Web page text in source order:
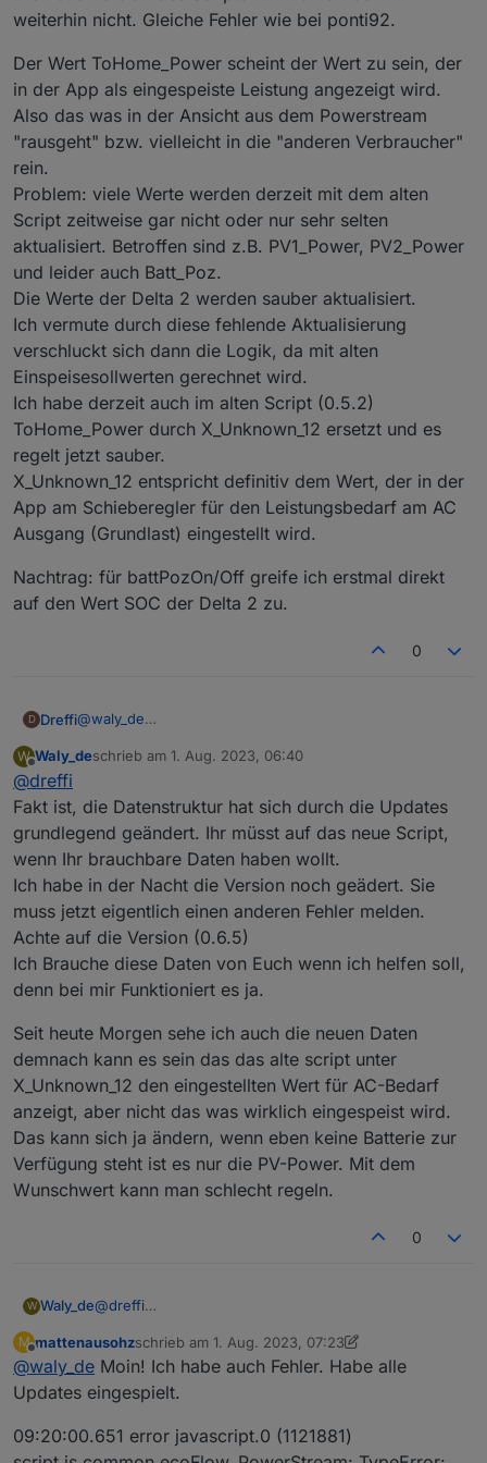
weiterhin nicht. Gleiche Fehler wie bei ponti92.
Der Wert ToHome_Power scheint der Wert zu sein, der
in der App als eingespeiste Leistung angezeigt wird.
Also das was in der Ansicht aus dem Powerstream
"rausgeht" bzw. vielleicht in die "anderen Verbraucher"
rein.
Problem: viele Werte werden derzeit mit dem alten
Script zeitweise gar nicht oder nur sehr selten
aktualisiert. Betroffen sind z.B. PV1_Power, PV2_Power
und leider auch Batt_Poz.
Die Werte der Delta 2 werden sauber aktualisiert.
Ich vermute durch diese fehlende Aktualisierung
verschluckt sich dann die Logik, da mit alten
Einspeisesollwerten gerechnet wird.
Ich habe derzeit auch im alten Script (0.5.2)
ToHome_Power durch X_Unknown_12 ersetzt und es
regelt jetzt sauber.
X_Unknown_12 entspricht definitiv dem Wert, der in der
App am Schieberegler für den Leistungsbedarf am AC
Ausgang (Grundlast) eingestellt wird.
Nachtrag: für battPozOn/Off greife ich erstmal direkt
auf den Wert SOC der Delta 2 zu.
0
D Dreffi@waly_de
per Nachricht verschicken kann.
Die neue Version des Scripts funktioniert bei mir
Der Wert ToHome_Power scheint der Wert zu sein, der
in der App als eingespeiste Leistung angezeigt wird.
Also das was in der Ansicht aus dem Powerstream
"rausgeht" bzw. vielleicht in die "anderen Verbraucher"
rein.
Problem: viele Werte werden derzeit mit dem alten Script
zeitweise gar nicht oder nur sehr selten aktualisiert.
Betroffen sind z.B. PV1_Power, PV2_Power und leider
auch Batt_Poz.
Die Werte der Delta 2 werden sauber aktualisiert.
verschluckt sich dann die Logik, da mit alten
Einspeisesollwerten gerechnet wird.
Ich habe derzeit auch im alten Script (0.5.2)
ToHome_Power durch X_Unknown_12 ersetzt und es
regelt jetzt sauber.
X_Unknown_12 entspricht definitiv dem Wert, der in der
App am Schieberegler für den Leistungsbedarf am AC
Ausgang (Grundlast) eingestellt wird.
Nachtrag: für battPozOn/Off greife ich erstmal direkt auf
den Wert SOC der Delta 2 zu.
W
Offline
Waly_deschrieb am 1. Aug. 2023, 06:40
zuletzt editiert von
@dreffi
Fakt ist, die Datenstruktur hat sich durch die Updates
grundlegend geändert. Ihr müsst auf das neue Script,
wenn Ihr brauchbare Daten haben wollt.
Ich habe in der Nacht die Version noch geädert. Sie
muss jetzt eigentlich einen anderen Fehler melden.
Achte auf die Version (0.6.5)
Ich Brauche diese Daten von Euch wenn ich helfen soll,
denn bei mir Funktioniert es ja.
Seit heute Morgen sehe ich auch die neuen Daten
demnach kann es sein das das alte script unter
X_Unknown_12 den eingestellten Wert für AC-Bedarf
anzeigt, aber nicht das was wirklich eingespeist wird.
Das kann sich ja ändern, wenn eben keine Batterie zur
Verfügung steht ist es nur die PV-Power. Mit dem
Wunschwert kann man schlecht regeln.
0
W Waly_de@dreffi
grundlegend geändert. Ihr müsst auf das neue Script,
wenn Ihr brauchbare Daten haben wollt.
Ich habe in der Nacht die Version noch geädert. Sie
muss jetzt eigentlich einen anderen Fehler melden.
Achte auf die Version (0.6.5)
Ich Brauche diese Daten von Euch wenn ich helfen
Seit heute Morgen sehe ich auch die neuen Daten
demnach kann es sein das das alte script unter
X_Unknown_12 den eingestellten Wert für AC-Bedarf
anzeigt, aber nicht das was wirklich eingespeist wird.
Das kann sich ja ändern, wenn eben keine Batterie
zur Verfügung steht ist es nur die PV-Power. Mit dem
M
Offline
mattenausohzschrieb am 1. Aug. 2023, 07:23
zuletzt editiert von mattenausohz
@waly_de Moin! Ich habe auch Fehler. Habe alle
Updates eingespielt.
09:20:00.651 error javascript.0 (1121881)